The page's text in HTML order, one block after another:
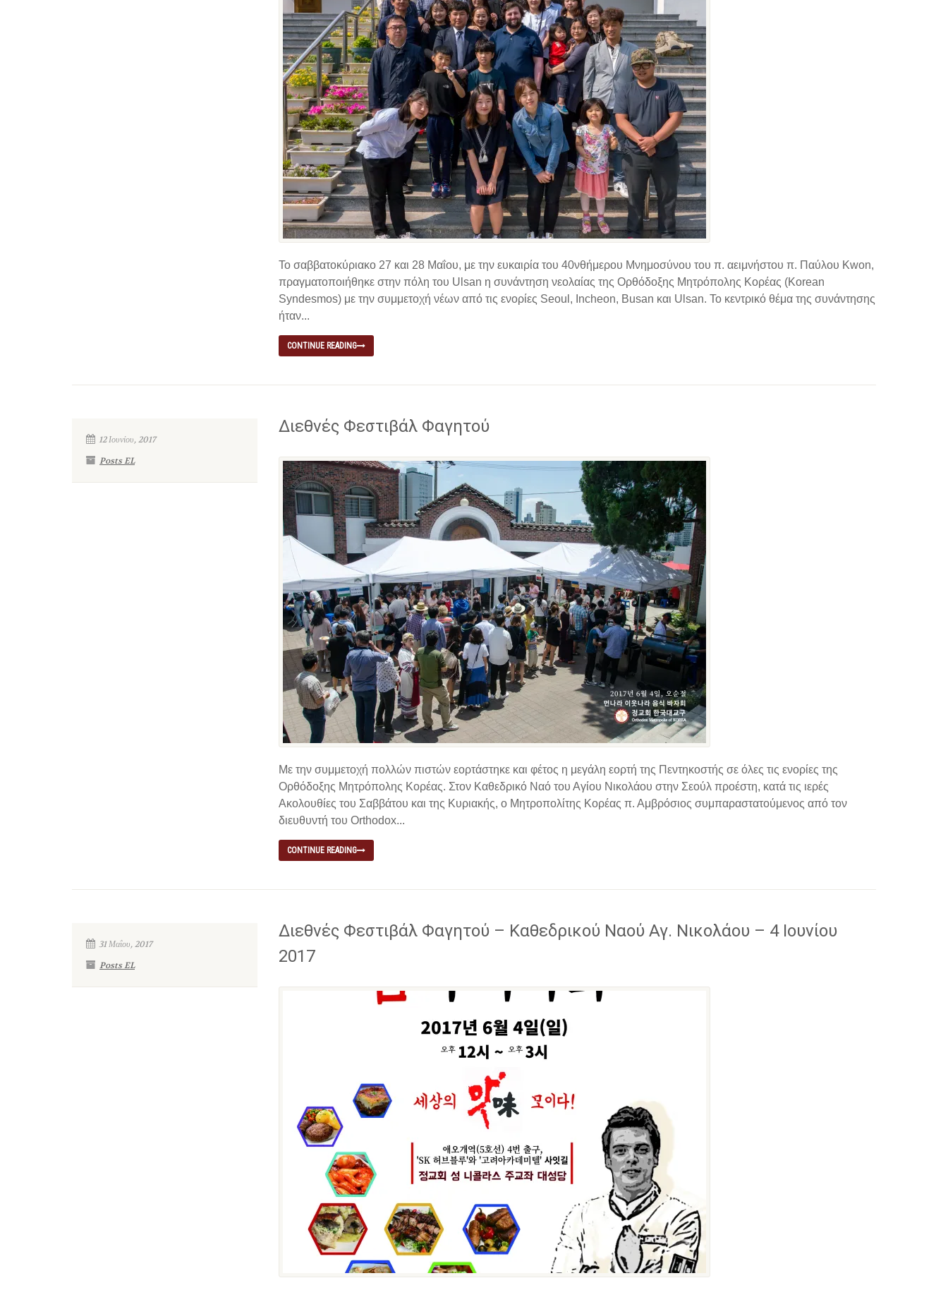
Το σαββατοκύριακο 27­ και 28 Μαΐου, με την ευκαιρία του 40νθήμερου Mνημοσύνου του π. αειμνήστου π. Παύλου Kwon,
πραγματοποιήθηκε στην πόλη του Ulsan η συνάντηση νεολαίας της Ορθόδοξης Μητρόπολης Κορέας (Korean
Syndesmos) με την συμμετοχή νέων από τις ενορίες Seoul, Incheon, Busan και Ulsan. Το κεντρικό θέμα της συνάντησης
ήταν...
CONTINUE READING
12 Ιουνίου, 2017
Posts EL
Διεθνές Φεστιβάλ Φαγητού
Με την συμμετοχή πολλών πιστών εορτάστηκε και φέτος η μεγάλη εορτή της Πεντηκοστής σε όλες τις ενορίες της
Ορθόδοξης Μητρόπολης Κορέας. Στον Καθεδρικό Ναό του Αγίου Νικολάου στην Σεούλ προέστη, κατά τις ιερές
Ακολουθίες του Σαββάτου και της Κυριακής, ο Μητροπολίτης Κορέας π. Αμβρόσιος συμπαραστατούμενος από τον
διευθυντή του Orthodox...
CONTINUE READING
31 Μαΐου, 2017
Posts EL
Διεθνές Φεστιβάλ Φαγητού – Καθεδρικού Ναού Αγ. Νικολάου – 4 Ιουνίου
2017